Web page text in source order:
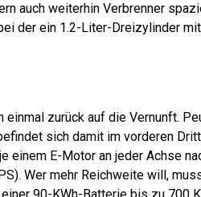
auch weiterhin Verbrenner
der ein 1.2-Liter-Dreizylinder
einmal zurück auf die Vernunft.
sich damit im vorderen
einem E-Motor an jeder Achse
Wer mehr Reichweite will,